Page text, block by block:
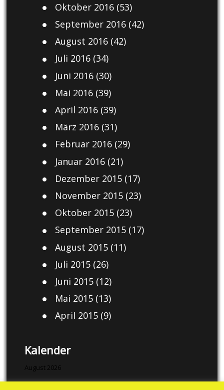
Oktober 2016(53)
September 2016(42)
August 2016(42)
Juli 2016(34)
Juni 2016(30)
Mai 2016(39)
April 2016(39)
März 2016(31)
Februar 2016(29)
Januar 2016(21)
Dezember 2015(17)
November 2015(23)
Oktober 2015(23)
September 2015(17)
August 2015(11)
Juli 2015(26)
Juni 2015(12)
Mai 2015(13)
April 2015(9)
Kalender
August 2026